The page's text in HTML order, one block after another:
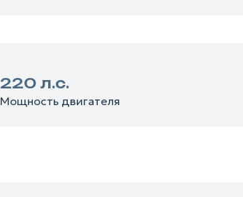
220 л.с.
Мощность двигателя